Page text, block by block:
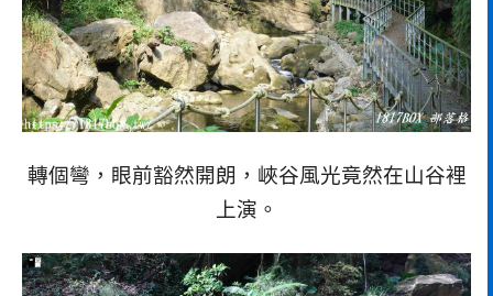
轉個彎，眼前豁然開朗，峽谷風光竟然在山谷裡
上演。